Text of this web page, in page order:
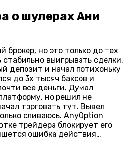
о шулерах Ани
брокер, но это только до тех
стабильно выигрывать сделки.
депозит и начал потихоньку
до 3х тысяч баксов и
все деньги. Думал
но решил не
торговать тут. Вывел
сливаюсь. AnyOption
трейдера блокирует его
ошибка действия…